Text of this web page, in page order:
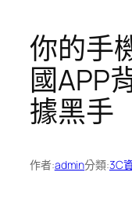
你的手
國APP
據黑手
作者:admin分類:3C